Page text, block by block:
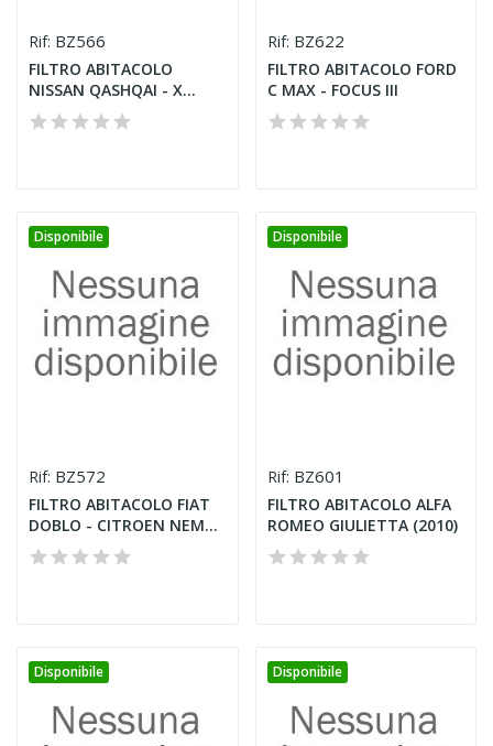
Rif: BZ566
FILTRO ABITACOLO
NISSAN QASHQAI - X
TRAIL II
Rif: BZ622
FILTRO ABITACOLO FORD
C MAX - FOCUS III
Disponibile
Rif: BZ572
FILTRO ABITACOLO FIAT
DOBLO - CITROEN NEMO
-...
Disponibile
Rif: BZ601
FILTRO ABITACOLO ALFA
ROMEO GIULIETTA (2010)
Disponibile Disponibile